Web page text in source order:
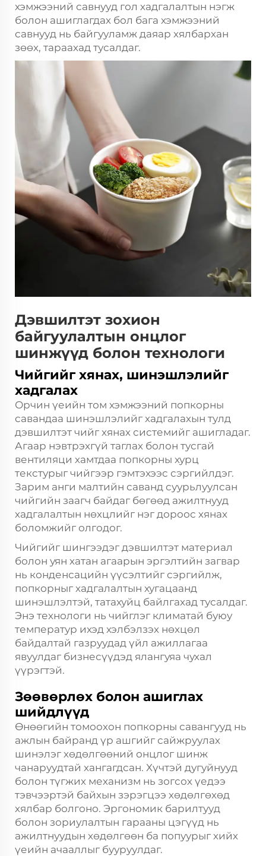
хэмжээний савнууд гол хадгалалтын нэгж
болон ашиглагдах бол бага хэмжээний
савнууд нь байгууламж даяар хялбархан
зөөх, тараахад тусалдаг.
Дэвшилтэт зохион
байгуулалтын онцлог
шинжүүд болон технологи
Чийгийг хянах, шинэшлэлийг
хадгалах
Орчин үеийн том хэмжээний попкорны
савандаа шинэшлэлийг хадгалахын тулд
дэвшилтэт чийг хянах системийг ашигладаг.
Агаар нэвтрэхгүй таглах болон тусгай
вентиляци хамтдаа попкорны хурц
текстурыг чийгээр гэмтэхээс сэргийлдэг.
Зарим анги малтийн саванд суурьлуулсан
чийгийн заагч байдаг бөгөөд ажилтнууд
хадгалалтын нөхцлийг нэг дороос хянах
боломжийг олгодог.
Чийгийг шингээдэг дэвшилтэт материал
болон уян хатан агаарын эргэлтийн загвар
нь конденсацийн үүсэлтийг сэргийлж,
попкорныг хадгалалтын хугацаанд
шинэшлэлтэй, татахуйц байлгахад тусалдаг.
Энэ технологи нь чийглэг климатай буюу
температур ихэд хэлбэлзэх нөхцөл
байдалтай газруудад үйл ажиллагаа
явуулдаг бизнесүүдэд ялангуяа чухал
үүрэгтэй.
Зөөвөрлөх болон ашиглах
шийдлүүд
Өнөөгийн томоохон попкорны савангууд нь
ажлын байранд үр ашгийг сайжруулах
шинэлэг хөдөлгөөний онцлог шинж
чанаруудтай хангагдсан. Хүчтэй дугуйнууд
болон түгжих механизм нь зогсох үедээ
тэвчээртэй байхын зэрэгцээ хөдөлгөхөд
хялбар болгоно. Эргономик барилтууд
болон зориулалтын гарааны цэгүүд нь
ажилтнуудын хөдөлгөөн ба попуурыг хийх
үеийн ачааллыг бууруулдаг.